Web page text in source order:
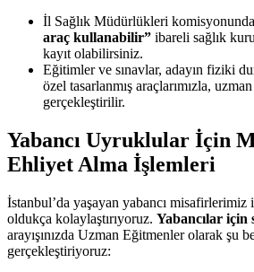
İl Sağlık Müdürlükleri
araç kullanabilir” ibareli sağlık
kayıt olabilirsiniz.
Eğitimler ve sınavlar, adayın fiziki
özel tasarlanmış araçlarımızla,
gerçekleştirilir.
Yabancı Uyruklular İçin
Ehliyet Alma İşlemleri
İstanbul’da yaşayan yabancı
oldukça kolaylaştırıyoruz. Yabancılar
arayışınızda Uzman Eğitmenler olarak şu
gerçekleştiriyoruz: